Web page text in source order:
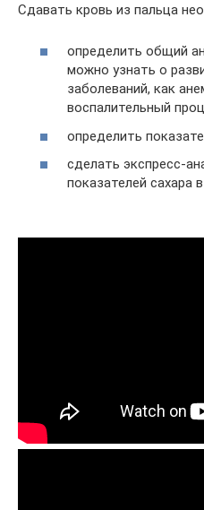
Cдавать кровь из пальца
определить общий
можно узнать о
заболеваний, как
воспалительный
определить
сделать экспресс-
показателей сахара